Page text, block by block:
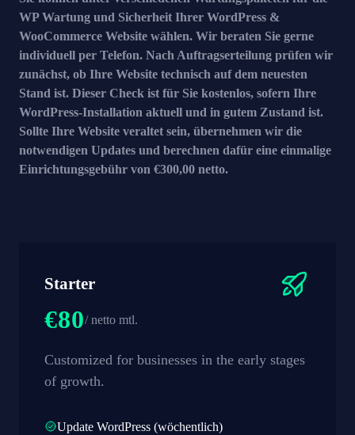
WP Wartung und Sicherheit Ihrer WordPress &
WooCommerce Website wählen. Wir beraten Sie gerne
individuell per Telefon. Nach Auftragserteilung prüfen wir
zunächst, ob Ihre Website technisch auf dem neuesten
Stand ist. Dieser Check ist für Sie kostenlos, sofern Ihre
WordPress-Installation aktuell und in gutem Zustand ist.
Sollte Ihre Website veraltet sein, übernehmen wir die
notwendigen Updates und berechnen dafür eine einmalige
Einrichtungsgebühr von €300,00 netto.
Starter
€80/ netto mtl.
Customized for businesses in the early stages
of growth.
Update WordPress (wöchentlich)